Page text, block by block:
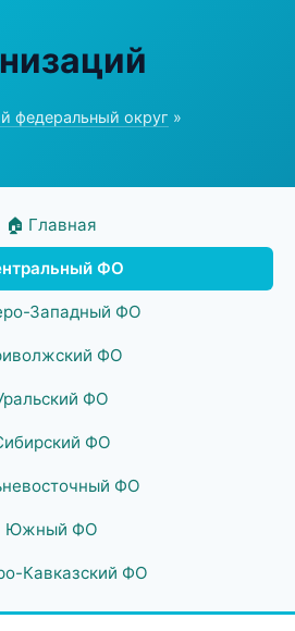
федеральный округ »
🏠 Главная
ФО
Западный ФО
ФО
ФО
ФО
ФО
Южный ФО
Кавказский ФО